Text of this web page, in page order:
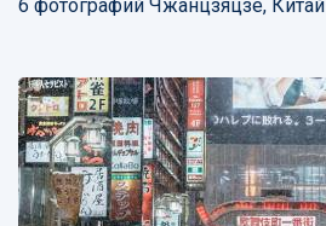
6 фотографий Чжанцзяцзе, Китай